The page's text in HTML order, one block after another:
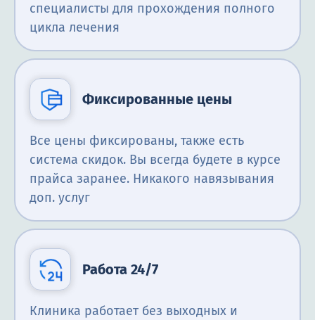
специалисты для прохождения полного
цикла лечения
Фиксированные цены
Все цены фиксированы, также есть
система скидок. Вы всегда будете в курсе
прайса заранее. Никакого навязывания
доп. услуг
Работа 24/7
Клиника работает без выходных и